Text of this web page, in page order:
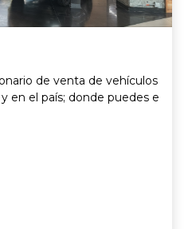
de venta de vehículos
en el país; donde puedes e